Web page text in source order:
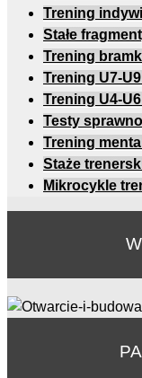
Trening
Stałe
Trening
Trening U7-
Trening U4-
Testy
Trening
Staże
Mikrocykle